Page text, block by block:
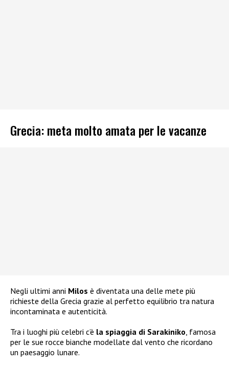
Grecia: meta molto amata per le vacanze
Negli ultimi anni Milos è diventata una delle mete più
richieste della Grecia grazie al perfetto equilibrio tra natura
incontaminata e autenticità.
Tra i luoghi più celebri c’è la spiaggia di Sarakiniko, famosa
per le sue rocce bianche modellate dal vento che ricordano
un paesaggio lunare.